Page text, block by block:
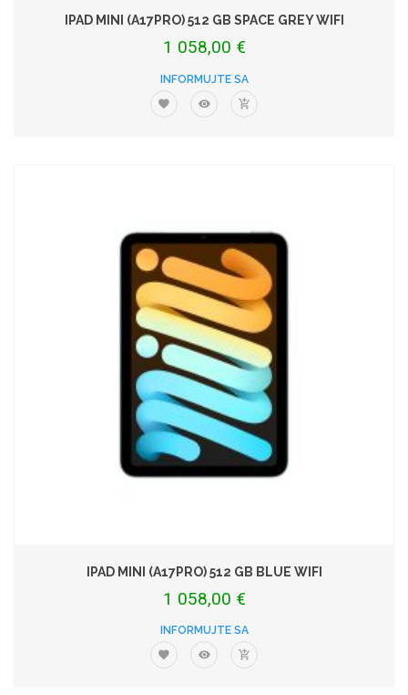
IPAD MINI (A17PRO) 512 GB SPACE GREY WIFI
1 058,00 €
INFORMUJTE SA
IPAD MINI (A17PRO) 512 GB BLUE WIFI
1 058,00 €
INFORMUJTE SA